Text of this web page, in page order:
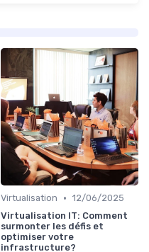
Virtualisation • 12/06/2025
Virtualisation IT: Comment
surmonter les défis et
optimiser votre
infrastructure?